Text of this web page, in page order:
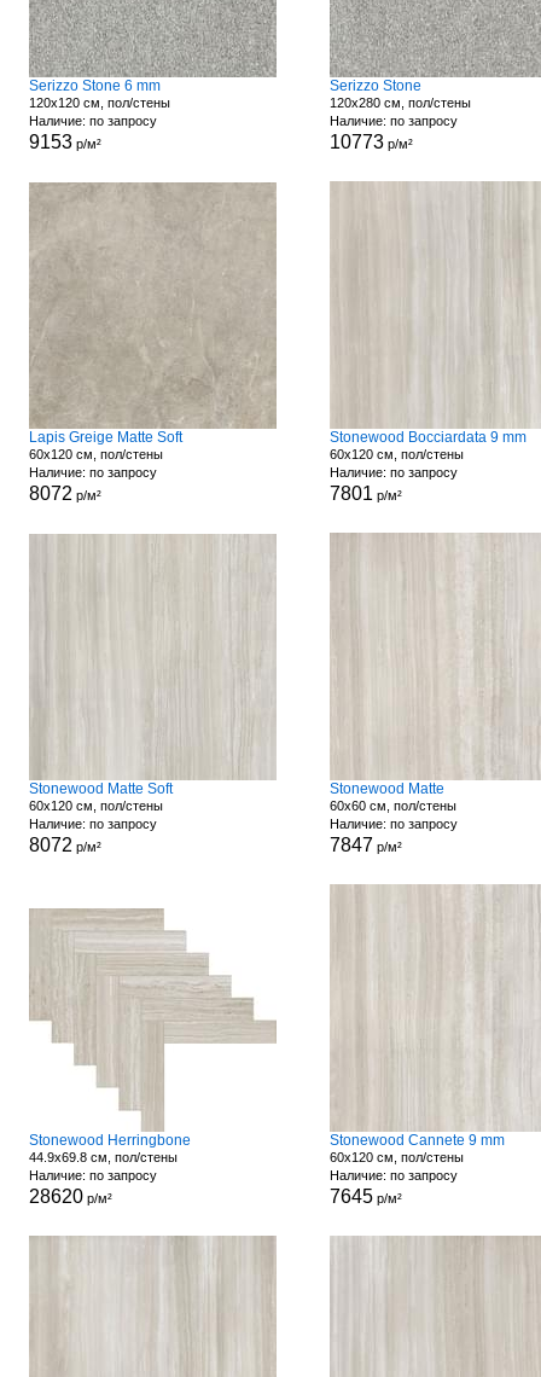
Serizzo Stone 6 mm
120x120 см, пол/стены
Наличие: по запросу
9153р/м²
Serizzo Stone
120x280 см, пол/стены
Наличие: по запросу
10773р/м²
Lapis Greige Matte Soft
60x120 см, пол/стены
Наличие: по запросу
8072 р/м²
Stonewood Bocciardata 9 mm
60x120 см, пол/стены
Наличие: по запросу
7801 р/м²
Stonewood Matte Soft
60x120 см, пол/стены
Наличие: по запросу
8072 р/м²
Stonewood Matte
60x60 см, пол/стены
Наличие: по запросу
7847 р/м²
Stonewood Herringbone
44.9x69.8 см, пол/стены
Наличие: по запросу
28620р/м²
Stonewood Cannete 9 mm
60x120 см, пол/стены
Наличие: по запросу
7645р/м²